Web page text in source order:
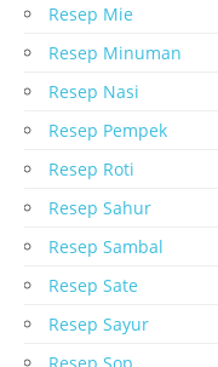
Resep Mie
Resep Minuman
Resep Nasi
Resep Pempek
Resep Roti
Resep Sahur
Resep Sambal
Resep Sate
Resep Sayur